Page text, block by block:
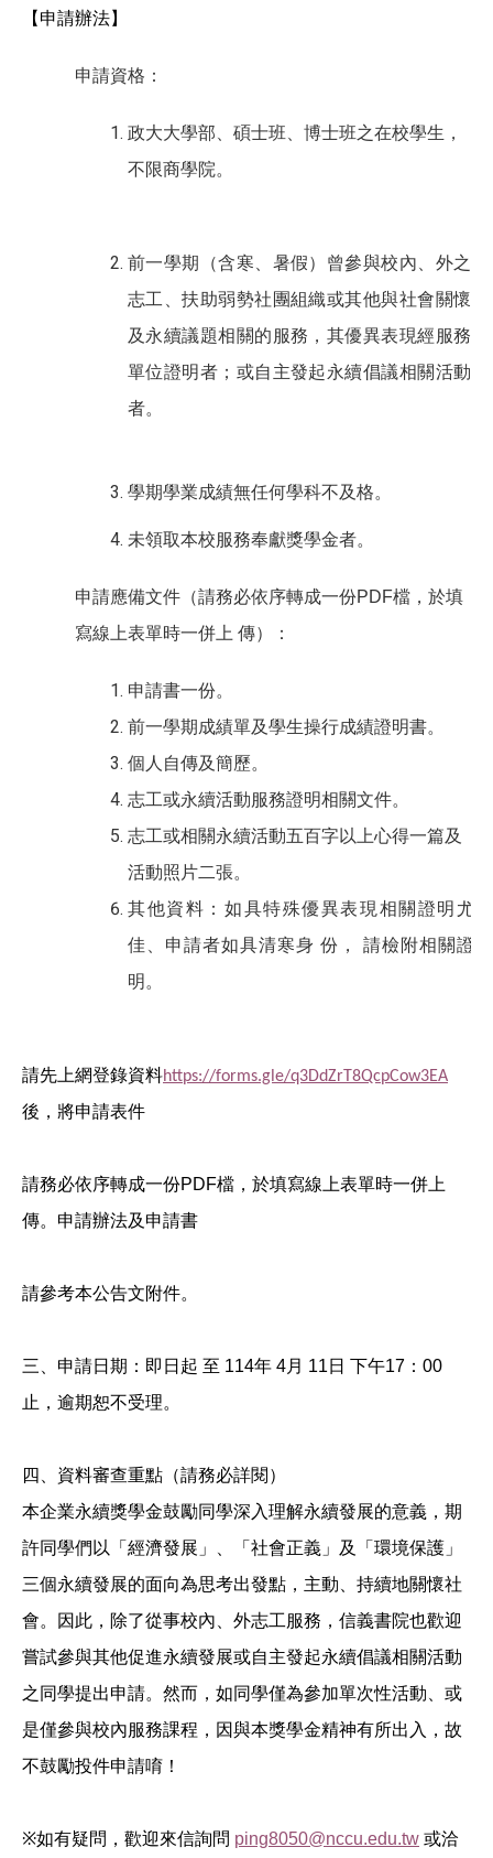
【申請辦法】
申請資格：
政大大學部、碩士班、博士班之在校學生，
不限商學院。
前一學期（含寒、暑假）曾參與校內、外之
志工、扶助弱勢社團組織或其他與社會關懷
及永續議題相關的服務，其優異表現經服務
單位證明者；或自主發起永續倡議相關活動
者。
學期學業成績無任何學科不及格。
未領取本校服務奉獻獎學金者。
申請應備文件（請務必依序轉成一份PDF檔，於填
寫線上表單時一併上 傳）：
申請書一份。
前一學期成績單及學生操行成績證明書。
個人自傳及簡歷。
志工或永續活動服務證明相關文件。
志工或相關永續活動五百字以上心得一篇及
活動照片二張。
其他資料：如具特殊優異表現相關證明尤
佳、申請者如具清寒身 份， 請檢附相關證
明。
請先上網登錄資料https://forms.gle/q3DdZrT8QcpCow3EA
後，將申請表件
請務必依序轉成一份PDF檔，於填寫線上表單時一併上
傳。申請辦法及申請書
請參考本公告文附件。
三、申請日期：即日起 至 114年 4月 11日 下午17：00
止，逾期恕不受理。
四、資料審查重點（請務必詳閱）
本企業永續獎學金鼓勵同學深入理解永續發展的意義，期
許同學們以「經濟發展」、「社會正義」及「環境保護」
三個永續發展的面向為思考出發點，主動、持續地關懷社
會。因此，除了從事校內、外志工服務，信義書院也歡迎
嘗試參與其他促進永續發展或自主發起永續倡議相關活動
之同學提出申請。然而，如同學僅為參加單次性活動、或
是僅參與校內服務課程，因與本獎學金精神有所出入，故
不鼓勵投件申請唷！
※如有疑問，歡迎來信詢問 ping8050@nccu.edu.tw 或洽